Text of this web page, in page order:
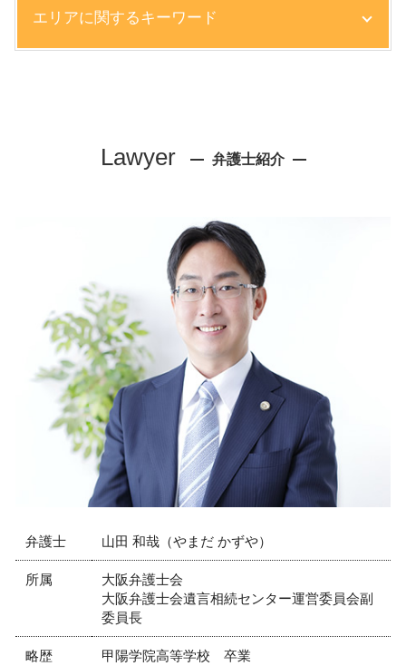
就業規則 変更
知的財産権 侵害 事例
問題社員 辞めさせ方
知的財産権 侵害
予防法務 弁護士
損害賠償 債務不履行
債権 売掛金
債権回収 住所不明
正社員 解雇 方法
企業法務 仕事内容
エリアに関するキーワード
リーガルチェック 弁護士 相談 芦屋市
離婚 弁護士 相談 尼崎市
債権回収 弁護士 相談 西宮市
企業法務 弁護士 相談 尼崎市
リーガルチェック 弁護士 相談 西宮市
離婚 弁護士 相談 西宮市
企業法務 弁護士 相談 大阪市
相続 弁護士 相談 芦屋市
顧問弁護士 弁護士 相談 大阪市
顧問弁護士 弁護士 相談 西宮市
不動産トラブル 弁護士 相談 大阪市
顧問弁護士 弁護士 相談 芦屋市
企業法務 弁護士 相談 芦屋市
リーガルチェック 弁護士 相談 大阪市
相続 弁護士 相談 尼崎市
Lawyer 弁護士紹介
弁護士 山田 和哉（やまだ かずや）
所属
大阪弁護士会
大阪弁護士会遺言相続センター運営委員会副
委員長
略歴
甲陽学院高等学校 卒業